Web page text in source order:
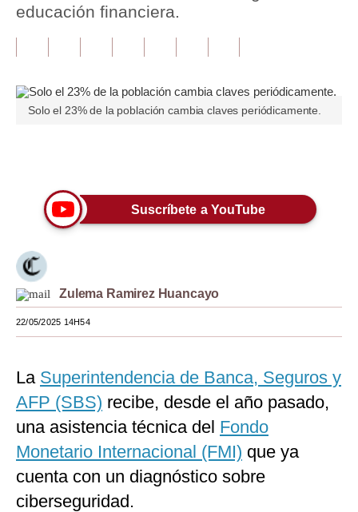
Plus G
Pregunta de hoy
Lujo
Moda
Estilos
México
España
Internacional
Tecnología
educación financiera.
Solo el 23% de la población cambia claves periódicamente.
Suscríbete a YouTube
Zulema Ramirez Huancayo
22/05/2025 14H54
La Superintendencia de Banca, Seguros y
AFP (SBS) recibe, desde el año pasado,
una asistencia técnica del Fondo
Monetario Internacional (FMI) que ya
cuenta con un diagnóstico sobre
ciberseguridad.